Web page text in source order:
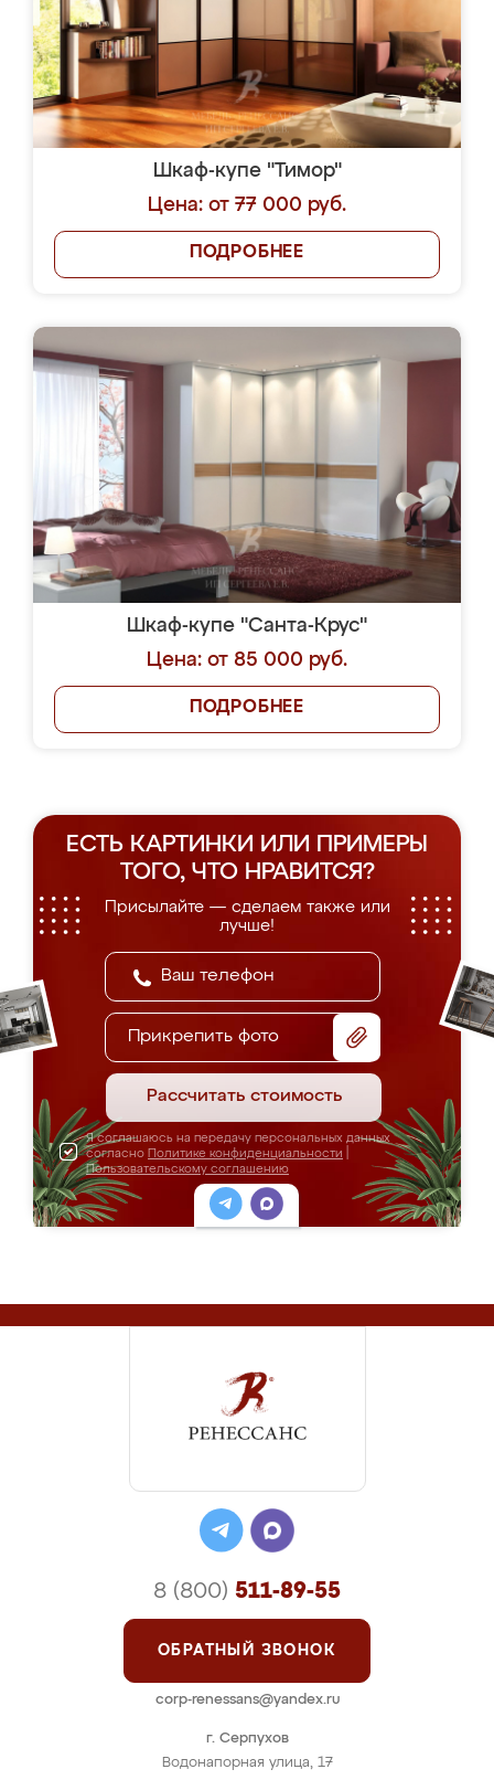
Шкаф-купе "Тимор"
Цена: от 77 000 руб.
ПОДРОБНЕЕ
Шкаф-купе "Санта-Крус"
Цена: от 85 000 руб.
ПОДРОБНЕЕ
ЕСТЬ КАРТИНКИ ИЛИ ПРИМЕРЫ
ТОГО, ЧТО НРАВИТСЯ?
Присылайте — сделаем также или
лучше!
Прикрепить фото
Рассчитать стоимость
Я соглашаюсь на передачу персональных данных
согласно Политике конфиденциальности
Пользовательскому соглашению
г. Серпухов
Водонапорная улица, 17
8 (800) 511-89-55
ОБРАТНЫЙ ЗВОНОК
corp-renessans@yandex.ru